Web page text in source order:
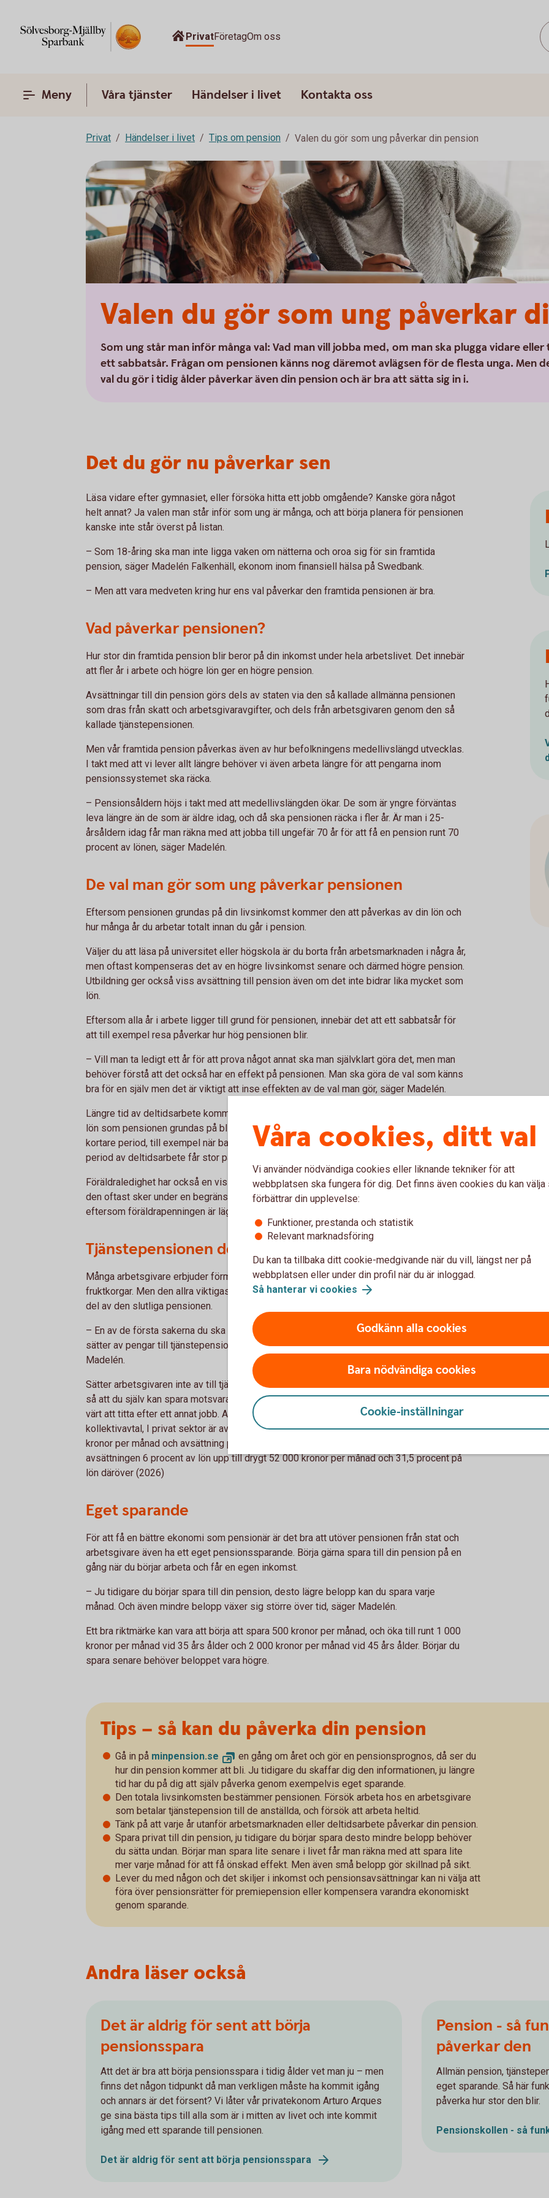
PrivatFöretagOm oss
Meny Våra tjänster Händelser i livet Kontakta oss
Privat Händelser i livet Tips om pension Valen du gör som ung påverkar din pension
Valen du gör som ung påverkar
Som ung står man inför många val: Vad man vill jobba med, om man ska plugga vidare eller
ett sabbatsår. Frågan om pensionen känns nog däremot avlägsen för de flesta unga. Men
val du gör i tidig ålder påverkar även din pension och är bra att sätta sig in i.
Det du gör nu påverkar sen
Läsa vidare efter gymnasiet, eller försöka hitta ett jobb omgående? Kanske göra något
helt annat? Ja valen man står inför som ung är många, och att börja planera för pensionen
kanske inte står överst på listan.
– Som 18-åring ska man inte ligga vaken om nätterna och oroa sig för sin framtida
pension, säger Madelén Falkenhäll, ekonom inom finansiell hälsa på Swedbank.
– Men att vara medveten kring hur ens val påverkar den framtida pensionen är bra.
Vad påverkar pensionen?
Hur stor din framtida pension blir beror på din inkomst under hela arbetslivet. Det innebär
att fler år i arbete och högre lön ger en högre pension.
Avsättningar till din pension görs dels av staten via den så kallade allmänna pensionen
som dras från skatt och arbetsgivaravgifter, och dels från arbetsgivaren genom den så
kallade tjänstepensionen.
Men vår framtida pension påverkas även av hur befolkningens medellivslängd utvecklas.
I takt med att vi lever allt längre behöver vi även arbeta längre för att pengarna inom
pensionssystemet ska räcka.
– Pensionsåldern höjs i takt med att medellivslängden ökar. De som är yngre förväntas
leva längre än de som är äldre idag, och då ska pensionen räcka i fler år. Är man i 25-
årsåldern idag får man räkna med att jobba till ungefär 70 år för att få en pension runt 70
procent av lönen, säger Madelén.
De val man gör som ung påverkar pensionen
Eftersom pensionen grundas på din livsinkomst kommer den att påverkas av din lön och
hur många år du arbetar totalt innan du går i pension.
Väljer du att läsa på universitet eller högskola är du borta från arbetsmarknaden i några år,
men oftast kompenseras det av en högre livsinkomst senare och därmed högre pension.
Utbildning ger också viss avsättning till pension även om det inte bidrar lika mycket som
lön.
Eftersom alla år i arbete ligger till grund för pensionen, innebär det att ett sabbatsår för
att till exempel resa påverkar hur hög pensionen blir.
– Vill man ta ledigt ett år för att prova något annat ska man självklart göra det, men man
behöver förstå att det också har en effekt på pensionen. Man ska göra de val som känns
bra för en själv men det är viktigt att inse effekten av de val man gör, säger Madelén.
Längre tid av deltidsarbete kommer också påverka din pension negativt eftersom den
lön som pensionen grundas på blir lägre än vid heltidsarbete. Jobbar du deltid under en
kortare period, till exempel när barnen är små, blir effekten inte så stor. Men längre
period av deltidsarbete får stor påverkan.
Föräldraledighet har också en viss påverkan på pensionen, även om den är marginell då
den oftast sker under en begränsad tid. Även föräldraledighet ger pensionsrätter, men
eftersom föräldrapenningen är lägre än lönen så blir avsättningen också lägre.
Tjänstepensionen den viktigaste jobbförmånen
Många arbetsgivare erbjuder förmåner såsom gymkort, frukost på jobbet eller
fruktkorgar. Men den allra viktigaste förmånen är tjänstepensionen som står för en stor
del av den slutliga pensionen.
– En av de första sakerna du ska fråga om på en anställningsintervju är om arbetsgivaren
sätter av pengar till tjänstepension, för den är jätteviktig för din slutliga pension, säger
Madelén.
Sätter arbetsgivaren inte av till tjänstepension bör de erbjuda högre lön i kompensation
så att du själv kan spara motsvarande, betonar hon. Gör de inte heller det kan det vara
värt att titta efter ett annat jobb. Avsättning till tjänstepension skiljer sig mellan olika
kollektivavtal, I privat sektor är avsättningen 4,5 procent av lön upp till drygt 52 000
kronor per månad och avsättning på 30 procent på lön däröver, i offentlig sektor är
avsättningen 6 procent av lön upp till drygt 52 000 kronor per månad och 31,5 procent på
lön däröver (2026)
Eget sparande
För att få en bättre ekonomi som pensionär är det bra att utöver pensionen från stat och
arbetsgivare även ha ett eget pensionssparande. Börja gärna spara till din pension på en
gång när du börjar arbeta och får en egen inkomst.
– Ju tidigare du börjar spara till din pension, desto lägre belopp kan du spara varje
månad. Och även mindre belopp växer sig större över tid, säger Madelén.
Ett bra riktmärke kan vara att börja att spara 500 kronor per månad, och öka till runt 1 000
kronor per månad vid 35 års ålder och 2 000 kronor per månad vid 45 års ålder. Börjar du
spara senare behöver beloppet vara högre.
Tips – så kan du påverka din pension
Gå in på minpension.se
en gång om året och gör en pensionsprognos, då ser du
hur din pension kommer att bli. Ju tidigare du skaffar dig den informationen, ju längre
tid har du på dig att själv påverka genom exempelvis eget sparande.
Den totala livsinkomsten bestämmer pensionen. Försök arbeta hos en arbetsgivare
som betalar tjänstepension till de anställda, och försök att arbeta heltid.
Tänk på att varje år utanför arbetsmarknaden eller deltidsarbete påverkar din pension.
Spara privat till din pension, ju tidigare du börjar spara desto mindre belopp behöver
du sätta undan. Börjar man spara lite senare i livet får man räkna med att spara lite
mer varje månad för att få önskad effekt. Men även små belopp gör skillnad på sikt.
Lever du med någon och det skiljer i inkomst och pensionsavsättningar kan ni välja att
föra över pensionsrätter för premiepension eller kompensera varandra ekonomiskt
genom sparande.
Andra läser också
Det är aldrig för sent att börja
pensionsspara
Att det är bra att börja pensionsspara i tidig ålder vet man ju – men
finns det någon tidpunkt då man verkligen måste ha kommit igång
och annars är det försent? Vi låter vår privatekonom Arturo Arques
ge sina bästa tips till alla som är i mitten av livet och inte kommit
igång med ett sparande till pensionen.
Det är aldrig för sent att börja pensionsspara
Pension - så
påverkar den
Allmän pension,
eget sparande. Så här
påverka hur stor den blir.
Pensionskollen - så
Våra cookies, ditt val
Vi använder nödvändiga cookies eller liknande tekniker för att
webbplatsen ska fungera för dig. Det finns även cookies du kan välja
förbättrar din upplevelse:
Funktioner, prestanda och statistik
Relevant marknadsföring
Du kan ta tillbaka ditt cookie-medgivande när du vill, längst ner på
webbplatsen eller under din profil när du är inloggad.
Så hanterar vi cookies
Godkänn alla cookies
Bara nödvändiga cookies
Cookie-inställningar